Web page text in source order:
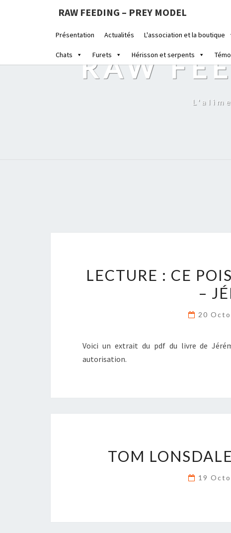
RAW FEEDING – PREY MODEL
Présentation Actualités L'association et la boutique
Chats Furets Hérisson et serpents
RAW
LECTURE : CE
–
20
Voici un extrait du pdf du livre de
autorisation.
TOM
19